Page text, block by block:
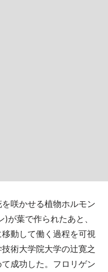
咲かせる植物ホルモン
が葉で作られたあと、
動して働く過程を可視
術大学院大学の辻寛之
成功した。フロリゲン